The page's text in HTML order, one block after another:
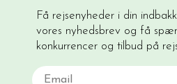
Få rejsenyheder i din
vores nyhedsbrev og få
konkurrencer og tilbud på
Email